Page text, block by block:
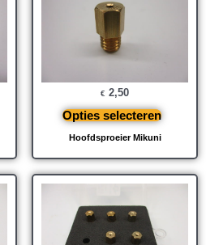
Hoofdsproeier Mikuni
€ 2,50
Opties selecteren